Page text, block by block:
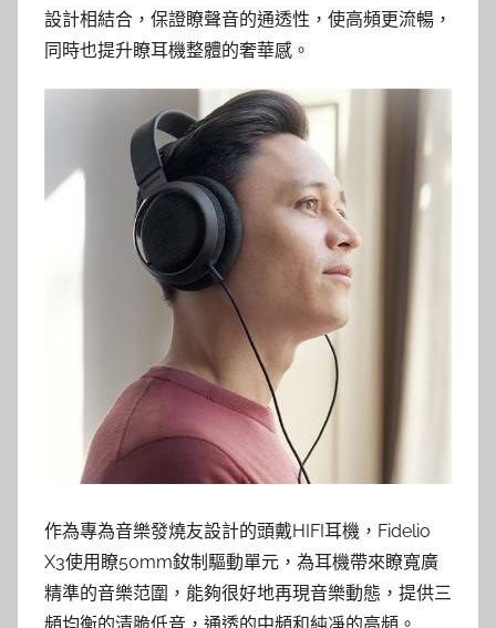
設計相結合，保證瞭聲音的通透性，使高頻更流暢，
同時也提升瞭耳機整體的奢華感。
作為專為音樂發燒友設計的頭戴HIFI耳機，Fidelio
X3使用瞭50mm釹制驅動單元，為耳機帶來瞭寬廣
精準的音樂范圍，能夠很好地再現音樂動態，提供三